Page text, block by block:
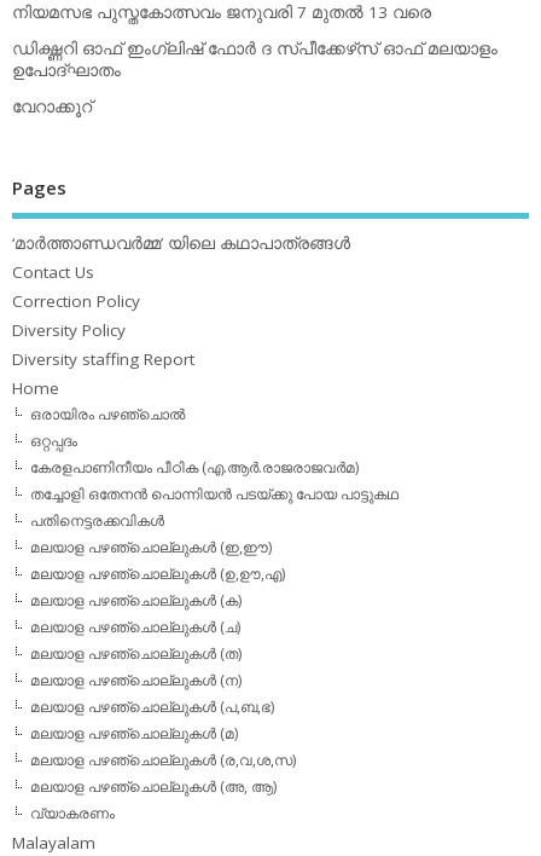
നിയമസഭ പുസ്തകോത്സവം ജനുവരി 7 മുതല്‍ 13 വരെ
ഡിക്ഷ്ണറി ഓഫ് ഇംഗ്ലിഷ് ഫോര്‍ ദ സ്പീക്കേഴ്‌സ് ഓഫ് മലയാളം
ഉപോദ്ഘാതം
വേറാക്കൂറ്
Pages
‘മാര്‍ത്താണ്ഡവര്‍മ്മ’ യിലെ കഥാപാത്രങ്ങള്‍
Contact Us
Correction Policy
Diversity Policy
Diversity staffing Report
Home
ഒരായിരം പഴഞ്ചൊല്‍
ഒറ്റപ്പദം
കേരളപാണിനീയം പീഠിക (എ.ആര്‍.രാജരാജവര്‍മ)
തച്ചോളി ഒതേനൻ പൊന്നിയൻ പടയ്‌ക്കു പോയ പാട്ടുകഥ
പതിനെട്ടരക്കവികള്‍
മലയാള പഴഞ്ചൊല്ലുകള്‍ (ഇ,ഈ)
മലയാള പഴഞ്ചൊല്ലുകള്‍ (ഉ,ഊ,എ)
മലയാള പഴഞ്ചൊല്ലുകള്‍ (ക)
മലയാള പഴഞ്ചൊല്ലുകള്‍ (ച)
മലയാള പഴഞ്ചൊല്ലുകള്‍ (ത)
മലയാള പഴഞ്ചൊല്ലുകള്‍ (ന)
മലയാള പഴഞ്ചൊല്ലുകള്‍ (പ,ബ,ഭ)
മലയാള പഴഞ്ചൊല്ലുകള്‍ (മ)
മലയാള പഴഞ്ചൊല്ലുകള്‍ (ര,വ,ശ,സ)
മലയാള പഴഞ്ചൊല്ലുകൾ (അ, ആ)
വ്യാകരണം
Malayalam